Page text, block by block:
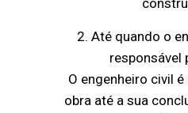
2. Até quando o
responsável
O engenheiro civil
obra até a sua